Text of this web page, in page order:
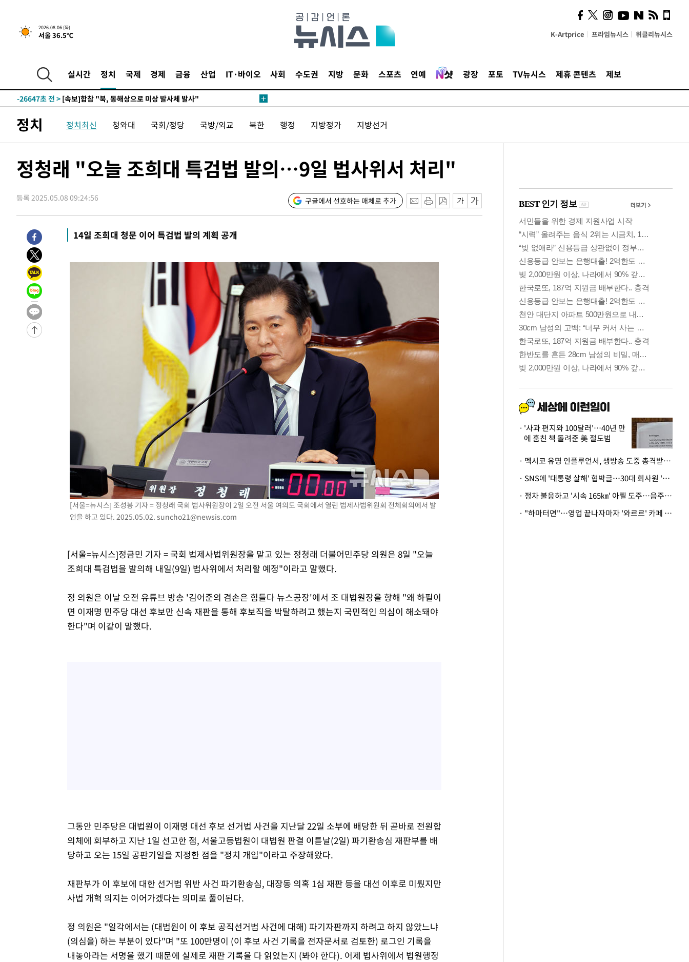
2026.08.06 (목)
서울 36.5℃ K-Artprice 프라임뉴시스 위클리뉴시스
실시간 정치 국제 경제 금융 산업 IT·바이오 사회 수도권 지방 문화 스포츠 연예 광장 포토 TV뉴시스 제휴 콘텐츠 제보
-2860초 전 > [속보]경찰, '홍명보 선임 논란' 대한축구협회·축구회관 등 압수수색
-28811초 전 >
日방위성, 北이 동해로 쏜 발사체는 탄도미사일 가능성
-27241초 전 >
-26647초 전 > [속보]합참 "북, 동해상으로 미상 발사체 발사"
-26002초 전 >
[속보]7~9일 프로야구 3연전도 폭염 취소…11일 재개
-25664초 전 >"韓 외환시장 개입 관측 배경엔 美의 대한국 무역적자 있어"
-25331초 전 >서울 낮 37.9도, 올여름 최고치 경신…영등포 순간 '40도'
-20988초 전 >[속보]코스닥, 800p 회복…0.26% 오른 801.67 마감
-20918초 전 >[속보]코스피, 301.88포인트(4.58%) 내린 6296.38 마감
-20783초 전 >
[속보]원·달러 환율, 0.7원 내린 1423.8원 마감
-18382초 전 >
"여기 떨어졌다"…다누리, 스페이스X 로켓 달 충돌 흔적 포착
-15427초 전 >
-8028초 전 >
내일까지 39도 '펄펄'…기상청 "태풍 지나며 폭염 잠시 꺾인다"
-7665초 전 >
트럼프, 한국계 진보 주지사 후보 맹공…"공산주의가 최대 위협"
-7643초 전 >
"美간섭에 합의 지연"…트럼프, '이란 호르무즈 통제권' 수용할까
-4163초 전 >
[속보]산업장관 "李정부, 원전 반대 안해…안정 전력 위해 불가피"
-2860초 전 >
[속보]경찰, '홍명보 선임 논란' 대한축구협회·축구회관 등 압수수색
[속보]합참 "北 발사체는 단거리탄도미사일…감시·경계태세 강
日방위성, 北이 동해로 쏜 발사체는 탄도미사일 가능성
[속보] SKT, 에이닷 서비스 장애 발생…"원인 파악 중"
[속보]합참 "북, 동해상으로 미상 발사체 발사"
'낮 최고 39도' 불볕더위…한밤 열대야도 계속[내일날씨]
[속보]7~9일 프로야구 3연전도 폭염 취소…11일 재개
"韓 외환시장 개입 관측 배경엔 美의 대한국 무역적자 있어"
'월드컵 탈락 후폭풍' 축구협회…초유의 압수수색에 '충격·당황'
서울 낮 37.9도, 올여름 최고치 경신…영등포 순간 '40도'
[속보]종합특검, 대검 추가 압수수색…내란 중요임무종사 혐의
[속보]코스닥, 800p 회복…0.26% 오른 801.67 마감
[속보]코스피, 301.88포인트(4.58%) 내린 6296.38 마감
[속보]원·달러 환율, 0.7원 내린 1423.8원 마감
내일까지 39도 '펄펄'…기상청 "태풍 지나며 폭염 잠시 꺾인다"
트럼프, 한국계 진보 주지사 후보 맹공…"공산주의가 최대 위협"
[속보]산업장관 "李정부, 원전 반대 안해…안정 전력 위해 불가피"
[속보]경찰, '홍명보 선임 논란' 대한축구협회·축구회관 등 압수수색
정치 정치최신 청와대 국회/정당 국방/외교 북한 행정 지방정가 지방선거
정청래 "오늘 조희대 특검법 발의…9일 법사위서 처리"
등록 2025.05.08 09:24:56 구글에서 선호하는 매체로 추가
14일 조희대 청문 이어 특검법 발의 계획 공개
[서울=뉴시스] 조성봉 기자 = 정청래 국회 법사위원장이 2일 오전 서울 여의도 국회에서 열린 법제사법위원회 전체회의에서 발
언을 하고 있다. 2025.05.02. suncho21@newsis.com
[서울=뉴시스]정금민 기자 = 국회 법제사법위원장을 맡고 있는 정청래 더불어민주당 의원은 8일 "오늘
조희대 특검법을 발의해 내일(9일) 법사위에서 처리할 예정"이라고 말했다.
정 의원은 이날 오전 유튜브 방송 '김어준의 겸손은 힘들다 뉴스공장'에서 조 대법원장을 향해 "왜 하필이
면 이재명 민주당 대선 후보만 신속 재판을 통해 후보직을 박탈하려고 했는지 국민적인 의심이 해소돼야
한다"며 이같이 말했다.
그동안 민주당은 대법원이 이재명 대선 후보 선거법 사건을 지난달 22일 소부에 배당한 뒤 곧바로 전원합
의체에 회부하고 지난 1일 선고한 점, 서울고등법원이 대법원 판결 이튿날(2일) 파기환송심 재판부를 배
당하고 오는 15일 공판기일을 지정한 점을 "정치 개입"이라고 주장해왔다.
재판부가 이 후보에 대한 선거법 위반 사건 파기환송심, 대장동 의혹 1심 재판 등을 대선 이후로 미뤘지만
사법 개혁 의지는 이어가겠다는 의미로 풀이된다.
정 의원은 "일각에서는 (대법원이 이 후보 공직선거법 사건에 대해) 파기자판까지 하려고 하지 않았느냐
(의심을) 하는 부분이 있다"며 "또 100만명이 (이 후보 사건 기록을 전자문서로 검토한) 로그인 기록을
내놓아라는 서명을 했기 때문에 실제로 재판 기록을 다 읽었는지 (봐야 한다). 어제 법사위에서 법원행정
의견, 국토부·LH에 충실히
전달할 것"
'사과 편지와 100달러'…40년 만
에 훔친 책 돌려준 美 절도범
· 멕시코 유명 인플루언서, 생방송 도중 총격받아 사망
· SNS에 '대통령 살해' 협박글…30대 회사원 '불구속 송치'
· 정차 불응하고 '시속 165㎞' 아찔 도주…음주운전자 체포
· "하마터면"…영업 끝나자마자 '와르르' 카페 테라스 덮친 대리석 외벽